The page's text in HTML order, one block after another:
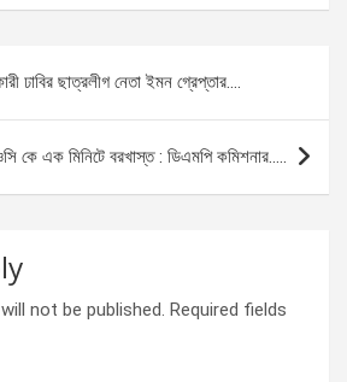
ar
e
ঢাবির ছাত্রলীগ নেতা ইমন গ্রেপ্তার….
কে এক মিনিটে বরখাস্ত : ডিএমপি কমিশনার…..
not be published. Required fields